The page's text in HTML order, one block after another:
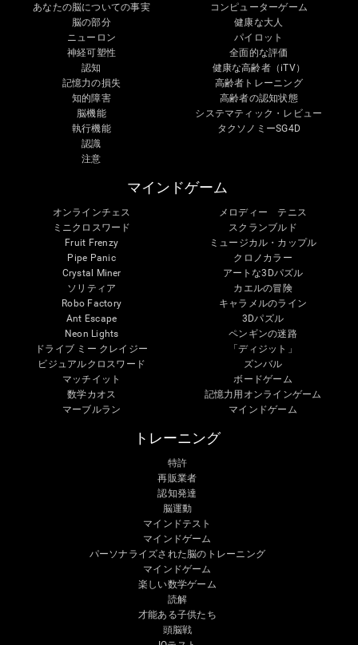
あなたの脳についての事実
脳の部分
ニューロン
神経可塑性
認知
記憶力の損失
知的障害
脳機能
執行機能
認識
注意
コンピューターゲーム
健康な大人
パイロット
全面的な評価
健康な高齢者（iTV）
高齢者トレーニング
高齢者の認知状態
システマティック・レビュー
タクソノミーSG4D
マインドゲーム
オンラインチェス
ミニクロスワード
Fruit Frenzy
Pipe Panic
Crystal Miner
ソリティア
Robo Factory
Ant Escape
Neon Lights
ドライブ ミー クレイジー
ビジュアルクロスワード
マッチイット
数学カオス
マーブルラン
メロディー テニス
スクランブルド
ミュージカル・カップル
クロノカラー
アートな3Dパズル
カエルの冒険
キャラメルのライン
3Dパズル
ペンギンの迷路
「ディジット」
ズンバル
ボードゲーム
記憶力用オンラインゲーム
マインドゲーム
トレーニング
特許
再販業者
認知発達
脳運動
マインドテスト
マインドゲーム
パーソナライズされた脳のトレーニング
マインドゲーム
楽しい数学ゲーム
読解
才能ある子供たち
頭脳戦